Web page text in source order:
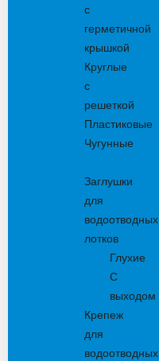
с
герметичной
крышкой
Круглые
с
решеткой
Пластиковые
Чугунные
Заглушки
для
водоотводных
лотков
Глухие
С
выходом
Крепеж
для
водоотводных